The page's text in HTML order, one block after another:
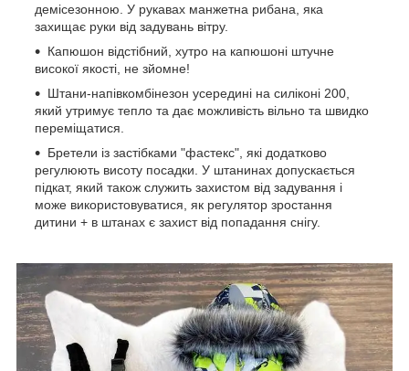
демісезонною. У рукавах манжетна рибана, яка
захищає руки від задувань вітру.
Капюшон відстібний, хутро на капюшоні штучне
високої якості, не зйомне!
Штани-напівкомбінезон усередині на силіконі 200,
який утримує тепло та дає можливість вільно та швидко
переміщатися.
Бретели із застібками "фастекс", які додатково
регулюють висоту посадки. У штанинах допускається
підкат, який також служить захистом від задування і
може використовуватися, як регулятор зростання
дитини + в штанах є захист від попадання снігу.